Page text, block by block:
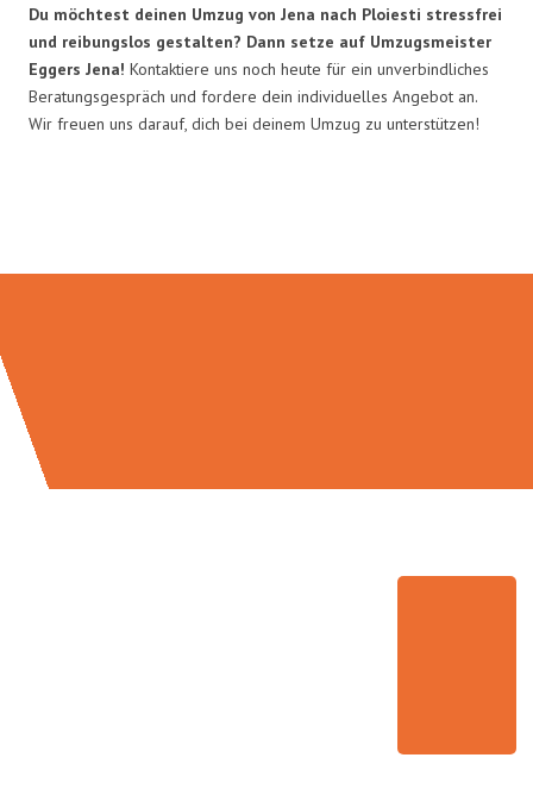
Du möchtest deinen Umzug von Jena nach Ploiesti stressfrei
und reibungslos gestalten? Dann setze auf Umzugsmeister
Eggers Jena! Kontaktiere uns noch heute für ein unverbindliches
Beratungsgespräch und fordere dein individuelles Angebot an.
Wir freuen uns darauf, dich bei deinem Umzug zu unterstützen!